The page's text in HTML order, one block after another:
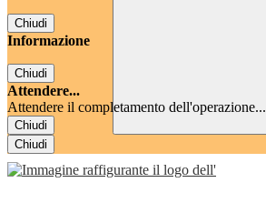
Chiudi
Informazione
Chiudi
Attendere...
Attendere il completamento dell'operazione...
Chiudi
Chiudi